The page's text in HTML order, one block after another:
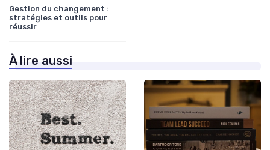
Gestion du changement :
stratégies et outils pour
réussir
À lire aussi